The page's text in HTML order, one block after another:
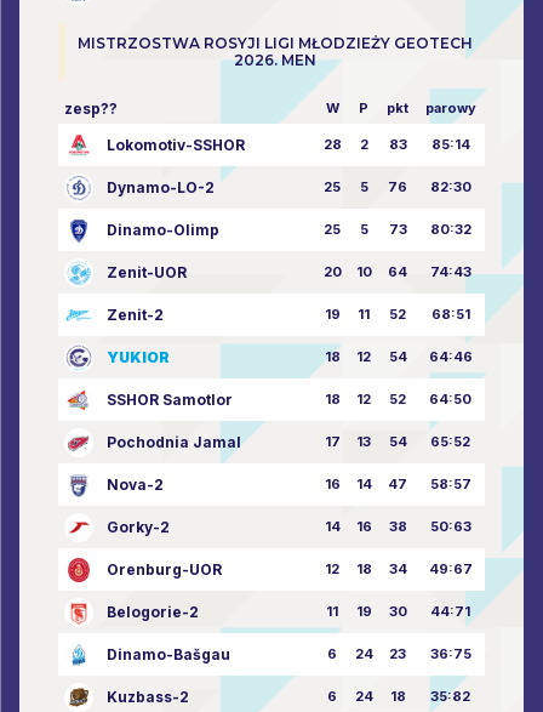
MISTRZOSTWA ROSYJI LIGI MŁODZIEŻY GEOTECH
2026. MEN
zesp?? W P pkt parowy
Lokomotiv-SSHOR 28 2 83 85:14
Dynamo-LO-2 25 5 76 82:30
Dinamo-Olimp 25 5 73 80:32
Zenit-UOR 20 10 64 74:43
Zenit-2 19 11 52 68:51
YUKIOR 18 12 54 64:46
SSHOR Samotlor 18 12 52 64:50
Pochodnia Jamal 17 13 54 65:52
Nova-2 16 14 47 58:57
Gorky-2 14 16 38 50:63
Orenburg-UOR 12 18 34 49:67
Belogorie-2 11 19 30 44:71
Dinamo-Bašgau 6 24 23 36:75
Kuzbass-2 6 24 18 35:82